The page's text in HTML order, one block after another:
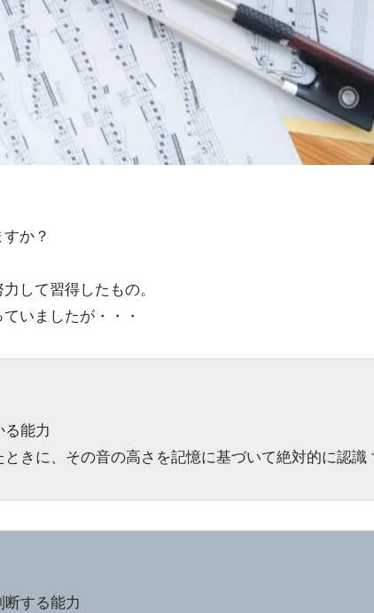
か？
して習得したもの。
いましたが・・・
能力
きに、その音の高さを記憶に基づいて絶対的に認識
する能力